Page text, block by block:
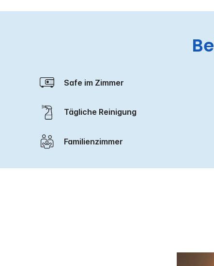
Safe im Zimmer
Tägliche Reinigung
Familienzimmer